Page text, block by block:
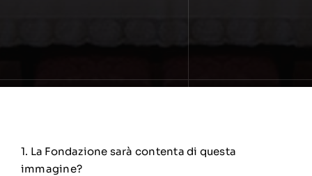
1. La Fondazione sarà contenta di questa
immagine?